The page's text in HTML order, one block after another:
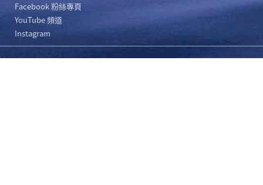
Facebook 粉絲專頁
YouTube 頻道
Instagram